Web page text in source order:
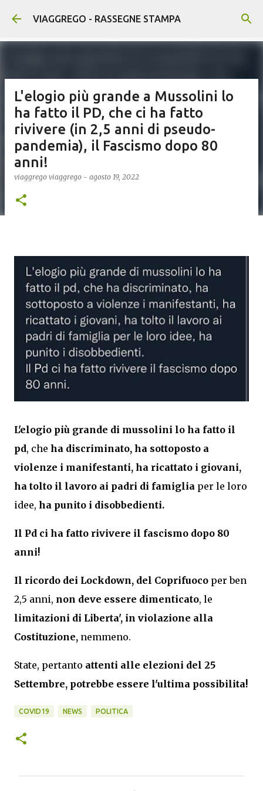
Passa ai contenuti principali
VIAGGREGO - RASSEGNE STAMPA
L'elogio più grande a Mussolini lo
ha fatto il PD, che ci ha fatto
rivivere (in 2,5 anni di pseudo-
pandemia), il Fascismo dopo 80
anni!
viaggrego viaggrego - agosto 19, 2022
L'elogio più grande di mussolini lo ha fatto il
pd, che ha discriminato, ha sottoposto a
violenze i manifestanti, ha ricattato i giovani,
ha tolto il lavoro ai padri di famiglia per le loro
idee, ha punito i disobbedienti.
Il Pd ci ha fatto rivivere il fascismo dopo 80
anni!
Il ricordo dei Lockdown, del Coprifuoco per ben
2,5 anni, non deve essere dimenticato
limitazioni di Liberta', in violazione alla
Costituzione, nemmeno.
State, pertanto attenti alle elezioni del 25
Settembre, potrebbe essere l'ultima possibilita!
COVID19 NEWS POLITICA